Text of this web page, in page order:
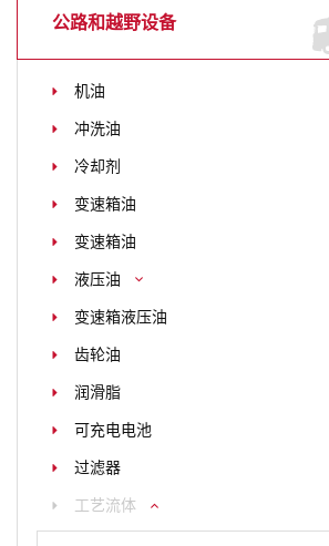
公路和越野设备
机油
冲洗油
冷却剂
变速箱油
变速箱油
液压油
变速箱液压油
齿轮油
润滑脂
可充电电池
过滤器
工艺流体